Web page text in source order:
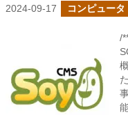
2024-09-17 コンピュータ
/